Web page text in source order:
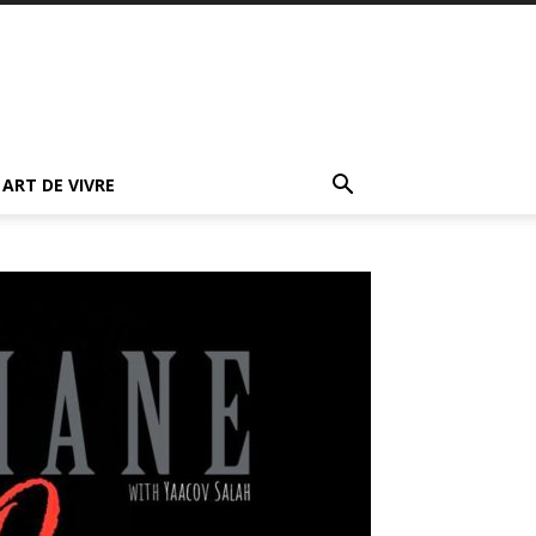
ART DE VIVRE